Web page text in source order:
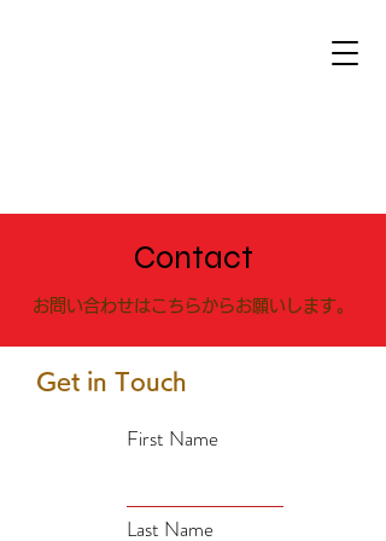
Contact
お問い合わせはこちらからお願いします。
Get in Touch
First Name
Last Name